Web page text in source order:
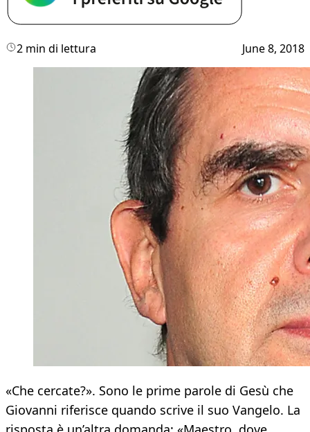
2 min di lettura June 8, 2018
«Che cercate?». Sono le prime parole di Gesù che
Giovanni riferisce quando scrive il suo Vangelo. La